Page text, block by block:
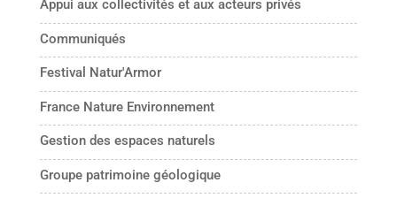
Appui aux collectivités et aux acteurs privés
Communiqués
Festival Natur'Armor
France Nature Environnement
Gestion des espaces naturels
Groupe patrimoine géologique